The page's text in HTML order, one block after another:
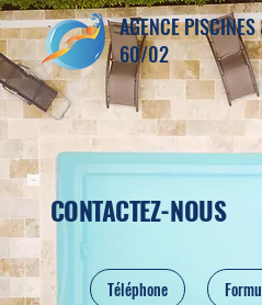
AGENCE
60/02
CONTACTEZ-NOUS
Téléphone